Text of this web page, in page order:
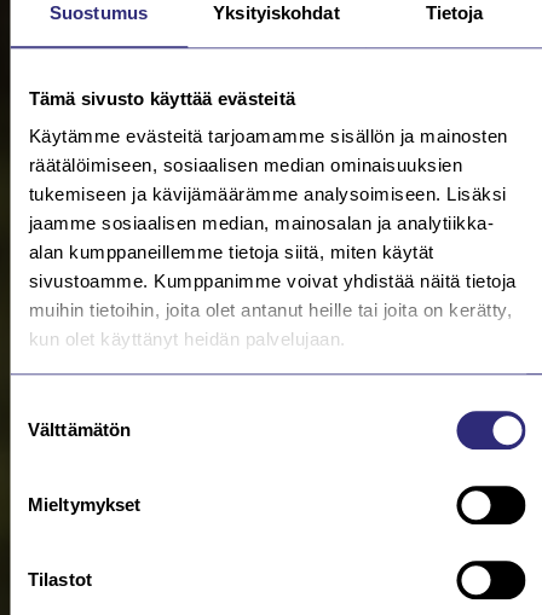
Suostumus Yksityiskohdat Tietoja
Tämä sivusto käyttää evästeitä
Käytämme evästeitä tarjoamamme sisällön ja mainosten
räätälöimiseen, sosiaalisen median ominaisuuksien
tukemiseen ja kävijämäärämme analysoimiseen. Lisäksi
jaamme sosiaalisen median, mainosalan ja analytiikka-
alan kumppaneillemme tietoja siitä, miten käytät
sivustoamme. Kumppanimme voivat yhdistää näitä tietoja
muihin tietoihin, joita olet antanut heille tai joita on kerätty,
kun olet käyttänyt heidän palvelujaan.
valinta
Välttämätön
Mieltymykset
Tilastot